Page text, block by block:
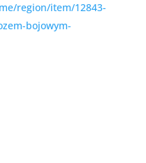
region/item/12843-
bojowym-